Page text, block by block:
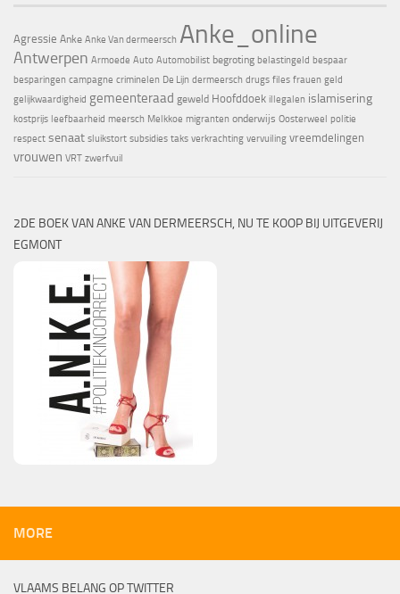
Agressie Anke Anke Van dermeersch Anke_online
Antwerpen Armoede Auto Automobilist begroting belastingeld bespaar
besparingen campagne criminelen De Lijn dermeersch drugs files frauen geld
gelijkwaardigheid gemeenteraad geweld Hoofddoek illegalen islamisering
kostprijs leefbaarheid meersch Melkkoe migranten onderwijs Oosterweel politie
respect senaat sluikstort subsidies taks verkrachting vervuiling vreemdelingen
vrouwen VRT zwerfvuil
2DE BOEK VAN ANKE VAN DERMEERSCH, NU TE KOOP BIJ UITGEVERIJ
EGMONT
MORE
VLAAMS BELANG OP TWITTER